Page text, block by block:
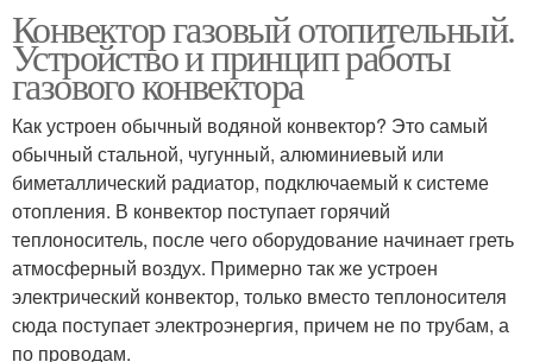
Конвектор газовый отопительный.
Устройство и принцип работы
газового конвектора
Как устроен обычный водяной конвектор? Это самый
обычный стальной, чугунный, алюминиевый или
биметаллический радиатор, подключаемый к системе
отопления. В конвектор поступает горячий
теплоноситель, после чего оборудование начинает греть
атмосферный воздух. Примерно так же устроен
электрический конвектор, только вместо теплоносителя
сюда поступает электроэнергия, причем не по трубам, а
по проводам.